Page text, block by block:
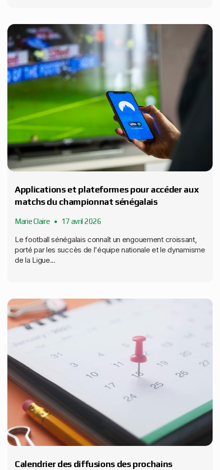
Applications et plateformes pour accéder aux
matchs du championnat sénégalais
Marie Claire 17 avril 2026
Le football sénégalais connaît un engouement croissant,
porté par les succès de l'équipe nationale et le dynamisme
de la Ligue...
Calendrier des diffusions des prochains